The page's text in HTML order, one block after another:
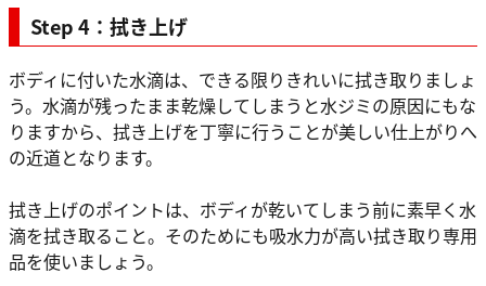
Step 4：拭き上げ
ボディに付いた水滴は、できる限りきれいに拭き取りましょ
う。水滴が残ったまま乾燥してしまうと水ジミの原因にもな
りますから、拭き上げを丁寧に行うことが美しい仕上がりへ
の近道となります。
拭き上げのポイントは、ボディが乾いてしまう前に素早く水
滴を拭き取ること。そのためにも吸水力が高い拭き取り専用
品を使いましょう。